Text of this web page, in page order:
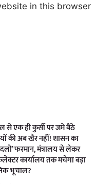
in this browser
से एक ही कुर्सी पर जमे बैठे
की अब खैर नहीं! शासन का
फरमान, मंत्रालय से लेकर
कार्यालय तक मचेगा बड़ा
भूचाल?